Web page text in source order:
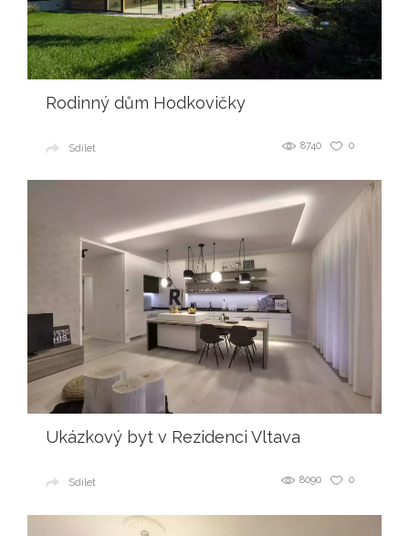
Rodinný dům Hodkovičky
0
8740
Sdílet
Ukázkový byt v Rezidenci Vltava
0
8090
Sdílet